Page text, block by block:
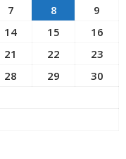
7 8
9
14 15
16
21 22
23
28 29
30